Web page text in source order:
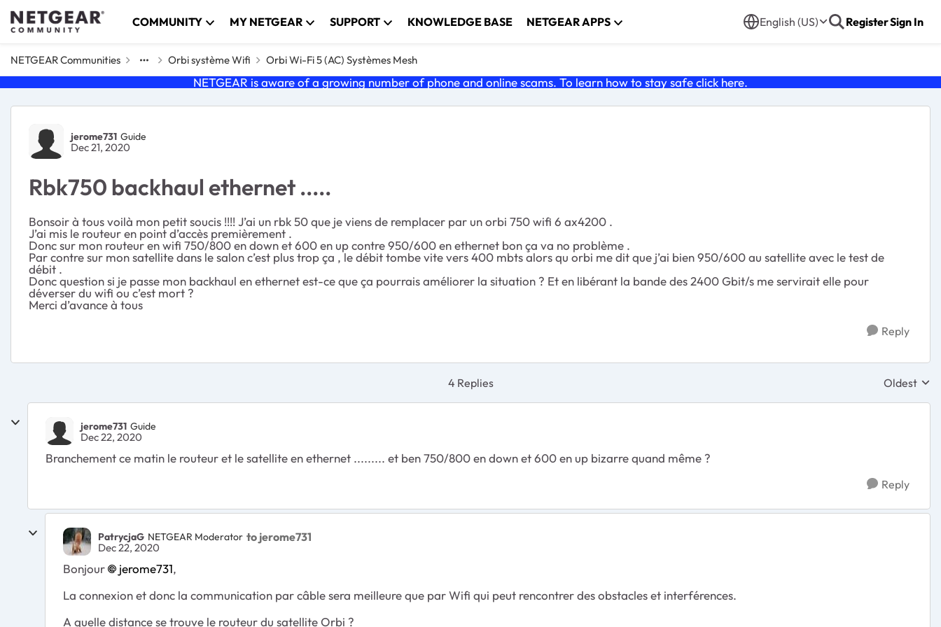
Skip to content COMMUNITY MY NETGEAR SUPPORT KNOWLEDGE BASE NETGEAR APPS English (US) RegisterSign In
NETGEAR Communities Orbi système Wifi Orbi Wi-Fi 5 (AC) Systèmes Mesh
NETGEAR is aware of a growing number of phone and online scams. To learn how to stay safe click here.
Forum Discussion
jerome731 Guide
Dec 21, 2020
Rbk750 backhaul ethernet .....
Bonsoir à tous voilà mon petit soucis !!!! J’ai un rbk 50 que je viens de remplacer par un orbi 750 wifi 6 ax4200 .
J’ai mis le routeur en point d’accès premièrement .
Donc sur mon routeur en wifi 750/800 en down et 600 en up contre 950/600 en ethernet bon ça va no problème .
Par contre sur mon satellite dans le salon c’est plus trop ça , le débit tombe vite vers 400 mbts alors qu orbi me dit que j’ai bien 950/600 au satellite avec le test de
débit .
Donc question si je passe mon backhaul en ethernet est-ce que ça pourrais améliorer la situation ? Et en libérant la bande des 2400 Gbit/s me servirait elle pour
déverser du wifi ou c’est mort ?
Merci d’avance à tous
Reply
4 Replies Replies
Oldest
jerome731 Guide
Dec 22, 2020
Branchement ce matin le routeur et le satellite en ethernet ......... et ben 750/800 en down et 600 en up bizarre quand même ?
Reply
PatrycjaG NETGEAR Moderator to jerome731
Dec 22, 2020
Bonjour jerome731,
La connexion et donc la communication par câble sera meilleure que par Wifi qui peut rencontrer des obstacles et interférences.
A quelle distance se trouve le routeur du satellite Orbi ?